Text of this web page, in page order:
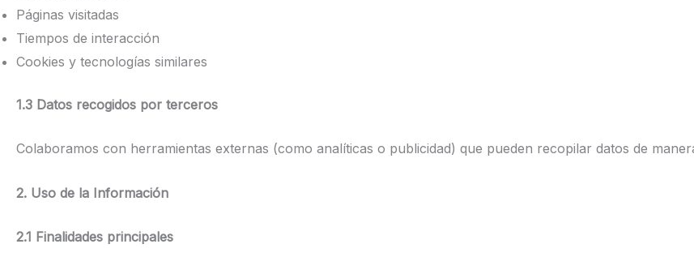
Páginas visitadas
Tiempos de interacción
Cookies y tecnologías similares
1.3 Datos recogidos por terceros
Colaboramos con herramientas externas (como analíticas o publicidad) que pueden recopilar datos de
2. Uso de la Información
2.1 Finalidades principales